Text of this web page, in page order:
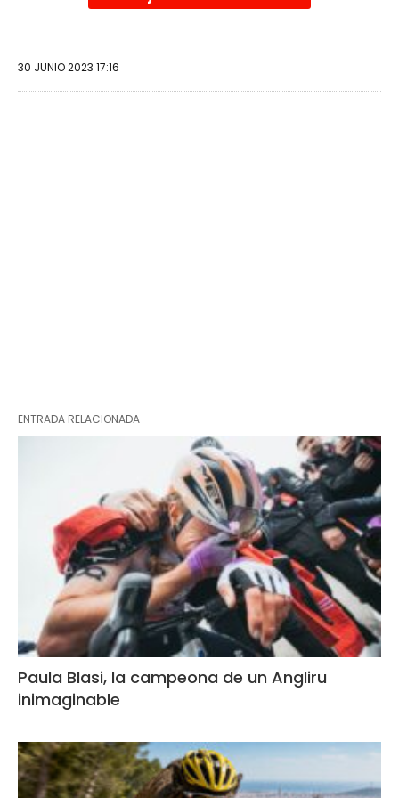
30 JUNIO 2023 17:16
ENTRADA RELACIONADA
Paula Blasi, la campeona de un Angliru
inimaginable